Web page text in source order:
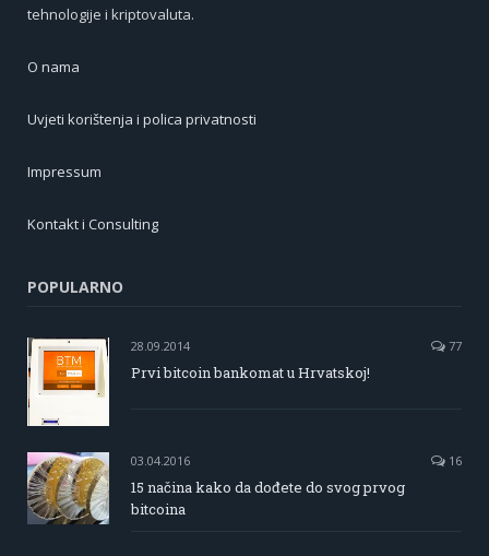
tehnologije i kriptovaluta.
O nama
Uvjeti korištenja i polica privatnosti
Impressum
Kontakt i Consulting
POPULARNO
28.09.2014 77
Prvi bitcoin bankomat u Hrvatskoj!
03.04.2016 16
15 načina kako da dođete do svog prvog
bitcoina